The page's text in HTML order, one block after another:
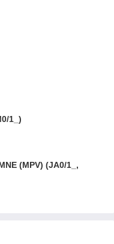
1_)
(MPV) (JA0/1_,